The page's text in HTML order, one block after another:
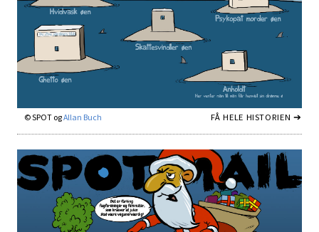
FÅ HELE HISTORIEN ➔
© SPOT ogAllan Buch